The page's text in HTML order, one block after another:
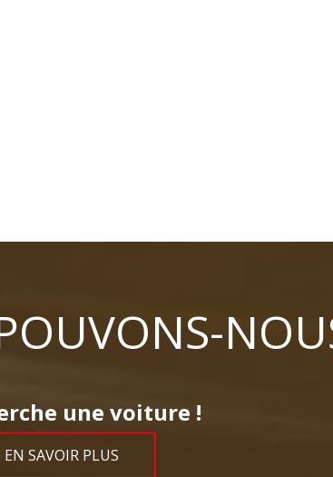
une voiture !
EN SAVOIR PLUS